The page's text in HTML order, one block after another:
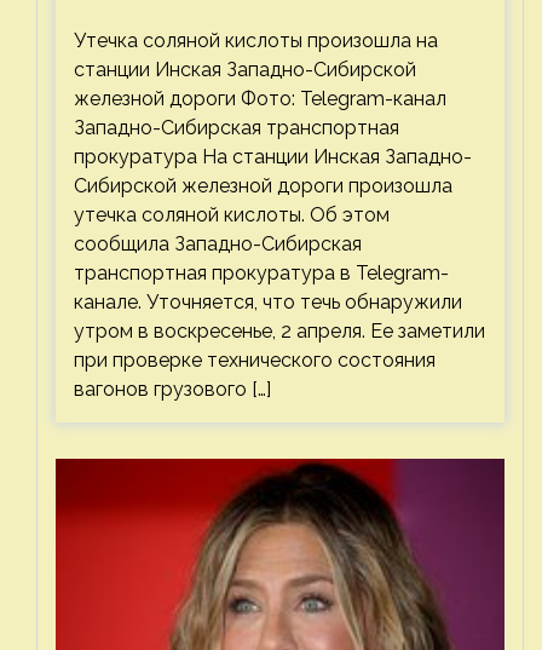
Утечка соляной кислоты произошла на
станции Инская Западно-Сибирской
железной дороги Фото: Telegram-канал
Западно-Сибирская транспортная
прокуратура На станции Инская Западно-
Сибирской железной дороги произошла
утечка соляной кислоты. Об этом
сообщила Западно-Сибирская
транспортная прокуратура в Telegram-
канале. Уточняется, что течь обнаружили
утром в воскресенье, 2 апреля. Ее заметили
при проверке технического состояния
вагонов грузового […]